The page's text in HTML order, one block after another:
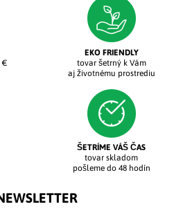
€
EKO FRIENDLY
tovar šetrný k Vám
aj životnému prostrediu
ŠETRÍME VÁŠ ČAS
tovar skladom
pošleme do 48 hodín